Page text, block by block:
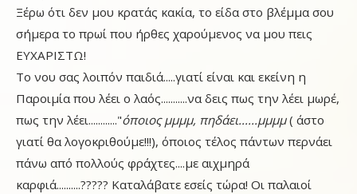
Ξέρω ότι δεν μου κρατάς κακία, το είδα στο βλέμμα σου
σήμερα το πρωί που ήρθες χαρούμενος να μου πεις
ΕΥΧΑΡΙΣΤΩ!
Το νου σας λοιπόν παιδιά.....γιατί είναι και εκείνη η
Παροιμία που λέει ο λαός...........να δεις πως την λέει μωρέ,
πως την λέει............"όποιος μμμμ, πηδάει......μμμμ( άστο
γιατί θα λογοκριθούμε!!!), όποιος τέλος πάντων περνάει
πάνω από πολλούς φράχτες....με αιχμηρά
καρφιά..........????? Καταλάβατε εσείς τώρα! Οι παλαιοί